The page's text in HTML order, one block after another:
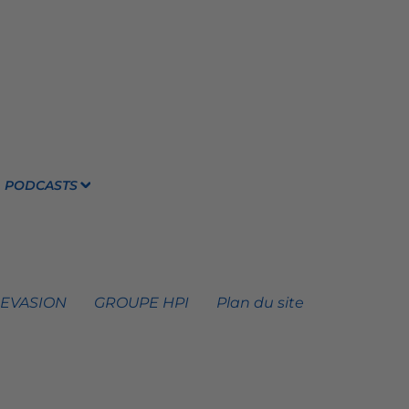
PODCASTS
GROUPE HPI Plan du site